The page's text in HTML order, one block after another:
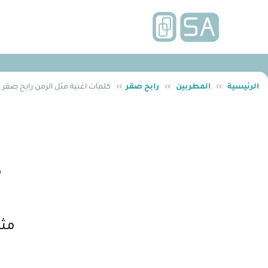
الرئيسية ›› المطربين ›› رابح صقر ›› كلمات اغنية مثل الزمن رابح صقر